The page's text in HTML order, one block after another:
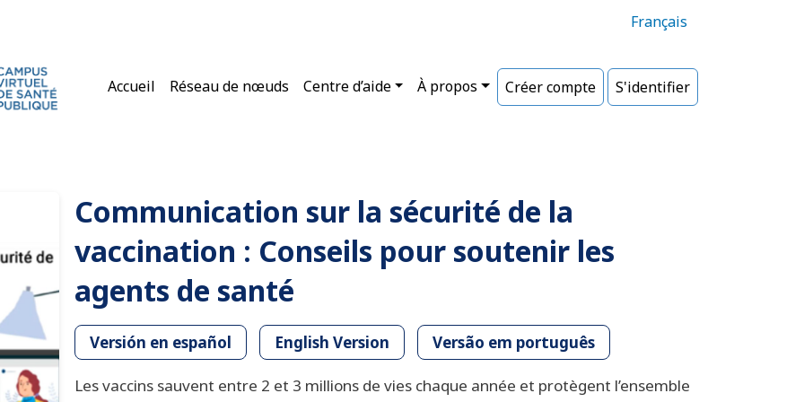
Français
Navigation principale
Accueil Réseau de nœuds Centre d’aide À propos Créer compte S'identifier
Communication sur la sécurité de la
vaccination : Conseils pour soutenir les
agents de santé
Versión en español English Version Versão em português
Les vaccins sauvent entre 2 et 3 millions de vies chaque année et protègent l’ensemble